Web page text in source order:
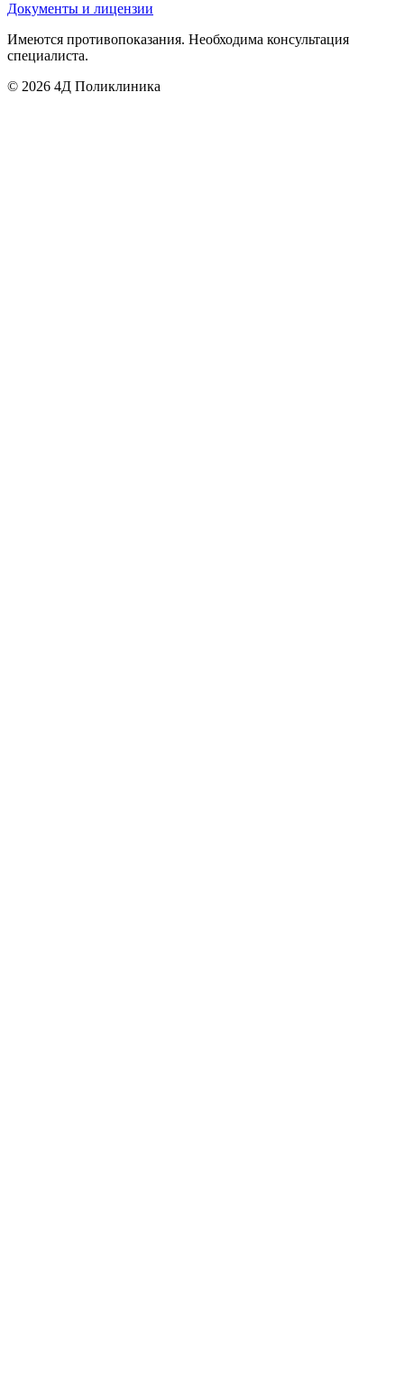
Документы и лицензии
Имеются противопоказания. Необходима консультация
специалиста.
© 2026 4Д Поликлиника